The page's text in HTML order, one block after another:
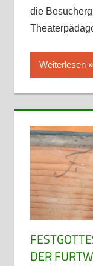
die
Weiterlesen
DER